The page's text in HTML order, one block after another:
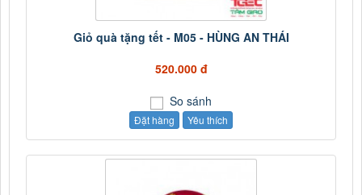
Giỏ quà tặng tết - M05 - HÙNG AN THÁI
520.000 đ
So sánh
Đặt hàng Yêu thích